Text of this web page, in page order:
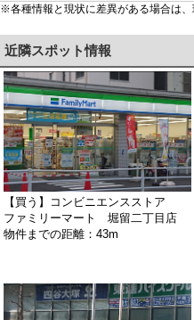
※各種情報と現状に差異がある場合は、
近隣スポット情報
【買う】コンビニエンスストア
ファミリーマート 堀留二丁目店
物件までの距離：43m